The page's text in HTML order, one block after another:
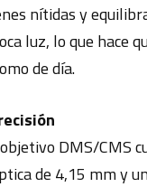
nítidas y
luz, lo que hace
de día.
DMS/CMS
de 4,15 mm y